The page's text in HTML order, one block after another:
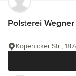
Polsterei
Köpenicker Str.,